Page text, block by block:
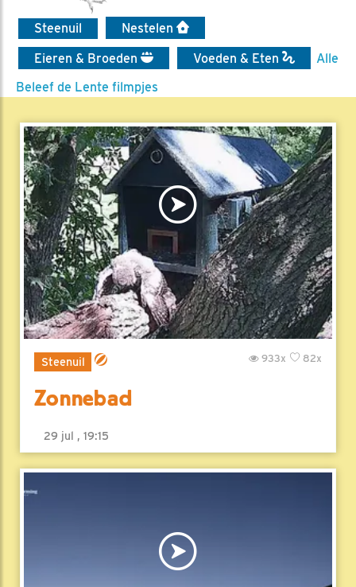
Steenuil
Nestelen
Eieren & Broeden
Voeden & Eten
Alle
Beleef de Lente filmpjes
Steenuil 82x
933x
Zonnebad
29 jul , 19:15